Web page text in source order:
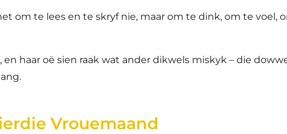
om te lees en te skryf nie, maar om te dink, om te voel,
haar oë sien raak wat ander dikwels miskyk – die
Vrouemaand